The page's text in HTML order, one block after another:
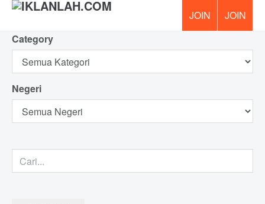
Category
Negeri